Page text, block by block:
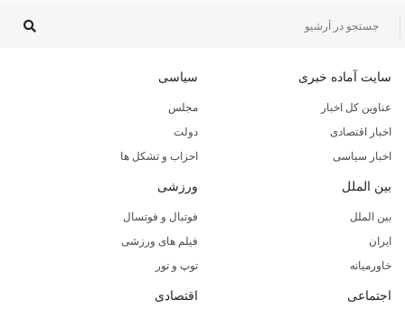
سایت آماده خبری
عناوین کل اخبار
اخبار اقتصادی
اخبار سیاسی
سیاسی
مجلس
دولت
احزاب و تشکل ها
بین الملل
بین الملل
ایران
خاورمیانه
ورزشی
فوتبال و فوتسال
فیلم های ورزشی
توپ و تور
اجتماعی اقتصادی